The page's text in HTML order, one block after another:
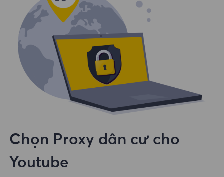
Chọn Proxy dân cư cho
Youtube